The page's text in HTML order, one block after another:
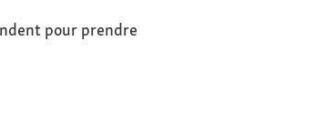
pour prendre